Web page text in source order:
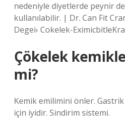
nedeniyle diyetlerde peynir
kullanılabilir. | Dr. Can Fit
Degei› Cokelek-
Çökelek
mi?
Kemik emilimini önler.
için iyidir. Sindirim sistemi.